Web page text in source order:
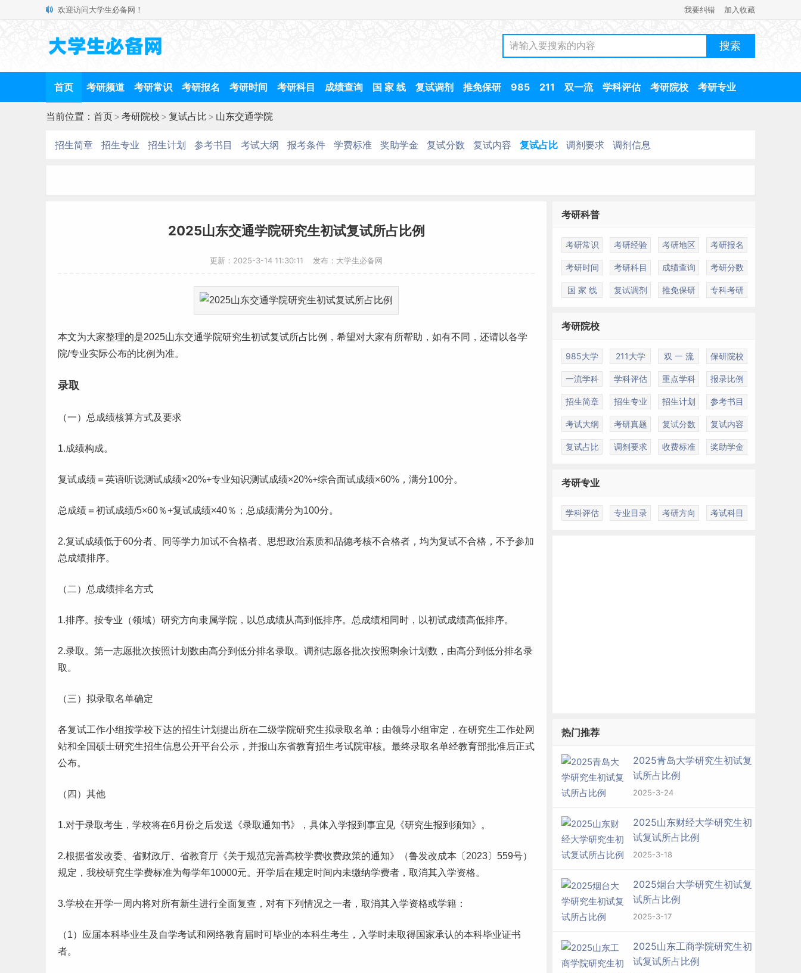
欢迎访问大学生必备网！ 我要纠错 加入收藏
首页 考研频道 考研常识 考研报名 考研时间 考研科目 成绩查询 国 家 线 复试调剂 推免保研 985 211 双一流 学科评估 考研院校 考研专业
当前位置： 首页> 考研院校 > 复试占比 > 山东交通学院
招生简章 招生专业 招生计划 参考书目 考试大纲 报考条件 学费标准 奖助学金 复试分数 复试内容 复试占比 调剂要求 调剂信息
2025山东交通学院研究生初试复试所占比例
更新：2025-3-14 11:30:11 发布：大学生必备网
本文为大家整理的是2025山东交通学院研究生初试复试所占比例，希望对大家有所帮助，如有不同，还请以各学
院/专业实际公布的比例为准。
录取
（一）总成绩核算方式及要求
1.成绩构成。
复试成绩＝英语听说测试成绩×20%+专业知识测试成绩×20%+综合面试成绩×60%，满分100分。
总成绩＝初试成绩/5×60％+复试成绩×40％；总成绩满分为100分。
2.复试成绩低于60分者、同等学力加试不合格者、思想政治素质和品德考核不合格者，均为复试不合格，不予参加
总成绩排序。
（二）总成绩排名方式
1.排序。按专业（领域）研究方向隶属学院，以总成绩从高到低排序。总成绩相同时，以初试成绩高低排序。
2.录取。第一志愿批次按照计划数由高分到低分排名录取。调剂志愿各批次按照剩余计划数，由高分到低分排名录
取。
（三）拟录取名单确定
各复试工作小组按学校下达的招生计划提出所在二级学院研究生拟录取名单；由领导小组审定，在研究生工作处网
站和全国硕士研究生招生信息公开平台公示，并报山东省教育招生考试院审核。最终录取名单经教育部批准后正式
公布。
（四）其他
1.对于录取考生，学校将在6月份之后发送《录取通知书》，具体入学报到事宜见《研究生报到须知》。
2.根据省发改委、省财政厅、省教育厅《关于规范完善高校学费收费政策的通知》（鲁发改成本〔2023〕559号）
规定，我校研究生学费标准为每学年10000元。开学后在规定时间内未缴纳学费者，取消其入学资格。
3.学校在开学一周内将对所有新生进行全面复查，对有下列情况之一者，取消其入学资格或学籍：
（1）应届本科毕业生及 自学考试和网络教育届时可毕业的本科生考生，入学时未取得国家承认的本科毕业证书
者。
考研科普
考研常识 考研经验 考研地区 考研报名
考研时间 考研科目 成绩查询 考研分数
国 家 线 复试调剂 推免保研 专科考研
考研院校
985大学 211大学 双 一 流 保研院校
一流学科 学科评估 重点学科 报录比例
招生简章 招生专业 招生计划 参考书目
考试大纲 考研真题 复试分数 复试内容
复试占比 调剂要求 收费标准 奖助学金
考研专业
学科评估 专业目录 考研方向 考试科目
热门推荐
2025青岛大学研究生初试复
试所占比例
2025-3-24
2025山东财经大学研究生初
试复试所占比例
2025-3-18
2025烟台大学研究生初试复
试所占比例
2025-3-17
2025山东工商学院研究生初
试复试所占比例